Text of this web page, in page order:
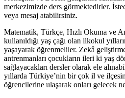
merkezimizde ders görmektedirler.
veya mesaj atabilirsiniz.
Matematik, Türkçe, Hızlı Okuma ve
kullanıldığı yaş çağı olan ilkokul
yaşayarak öğrenmeliler. Zekâ
antrenmanları çocukların ileri ki yaş
sağlayacakları dersler olarak ele
yıllarda Türkiye’nin bir çok il ve
öğrencilerine ulaşarak onları gelecek